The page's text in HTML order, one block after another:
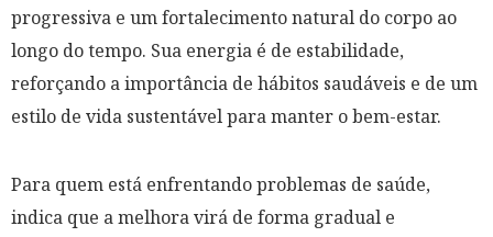
progressiva e um fortalecimento natural do corpo ao
longo do tempo. Sua energia é de estabilidade,
reforçando a importância de hábitos saudáveis e de um
estilo de vida sustentável para manter o bem-estar.
Para quem está enfrentando problemas de saúde,
indica que a melhora virá de forma gradual e